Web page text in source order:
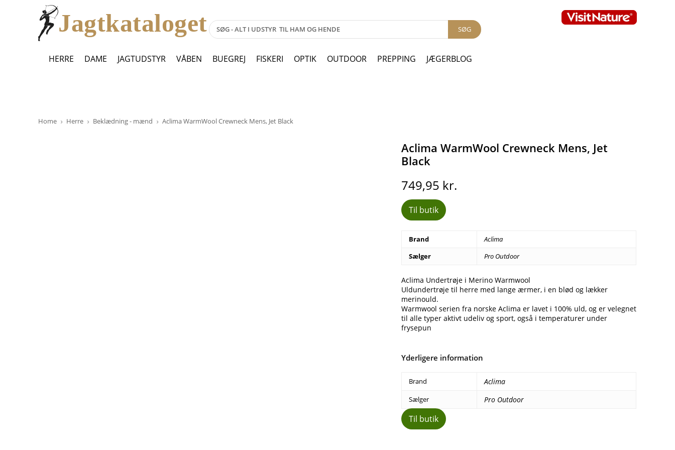
Jagtkataloget SØG
HERRE DAME JAGTUDSTYR VÅBEN BUEGREJ FISKERI OPTIK OUTDOOR PREPPING JÆGERBLOG
Home Herre Beklædning - mænd Aclima WarmWool Crewneck Mens, Jet Black
Aclima WarmWool Crewneck Mens, Jet
Black
749,95 kr.
Til butik
Brand
Aclima
Sælger
Pro Outdoor
Aclima Undertrøje i Merino Warmwool
Uldundertrøje til herre med lange ærmer, i en blød og lækker
merinould.
Warmwool serien fra norske Aclima er lavet i 100% uld, og er velegnet
til alle typer aktivt udeliv og sport, også i temperaturer under
frysepun
Yderligere information
Brand Aclima
Sælger Pro Outdoor
Til butik